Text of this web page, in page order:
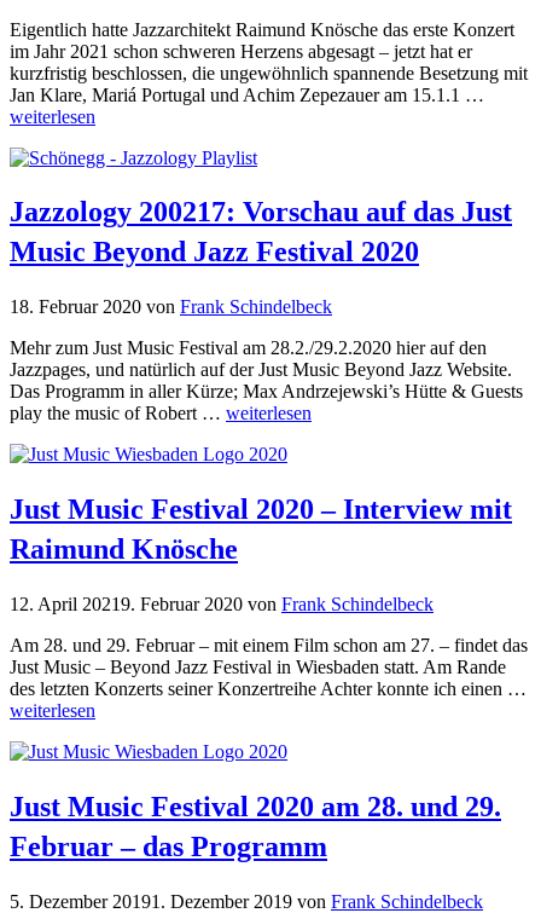
Eigentlich hatte Jazzarchitekt Raimund Knösche das erste Konzert
im Jahr 2021 schon schweren Herzens abgesagt – jetzt hat er
kurzfristig beschlossen, die ungewöhnlich spannende Besetzung mit
Jan Klare, Mariá Portugal und Achim Zepezauer am 15.1.1 …
weiterlesen
Jazzology 200217: Vorschau auf das Just
Music Beyond Jazz Festival 2020
18. Februar 2020 von Frank Schindelbeck
Mehr zum Just Music Festival am 28.2./29.2.2020 hier auf den
Jazzpages, und natürlich auf der Just Music Beyond Jazz Website.
Das Programm in aller Kürze; Max Andrzejewski’s Hütte & Guests
play the music of Robert … weiterlesen
Just Music Festival 2020 – Interview mit
Raimund Knösche
12. April 20219. Februar 2020 von Frank Schindelbeck
Am 28. und 29. Februar – mit einem Film schon am 27. – findet das
Just Music – Beyond Jazz Festival in Wiesbaden statt. Am Rande
des letzten Konzerts seiner Konzertreihe Achter konnte ich einen …
weiterlesen
Just Music Festival 2020 am 28. und 29.
Februar – das Programm
5. Dezember 20191. Dezember 2019 von Frank Schindelbeck